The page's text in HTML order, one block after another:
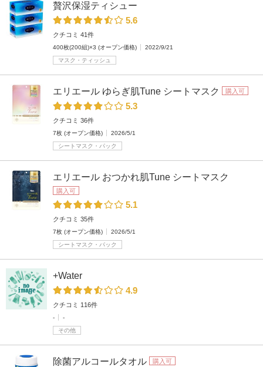
贅沢保湿ティシュー
5.6
クチコミ 41件
400枚(200組)×3 (オープン価格)
2022/9/21
マスク・ティッシュ
エリエール ゆらぎ肌Tune シートマスク 購入可
5.3
クチコミ 36件
7枚 (オープン価格)
2026/5/1
シートマスク・パック
エリエール おつかれ肌Tune シートマスク
購入可
5.1
クチコミ 35件
7枚 (オープン価格)
2026/5/1
シートマスク・パック
+Water
4.9
クチコミ 116件
-
-
その他
除菌アルコールタオル 購入可